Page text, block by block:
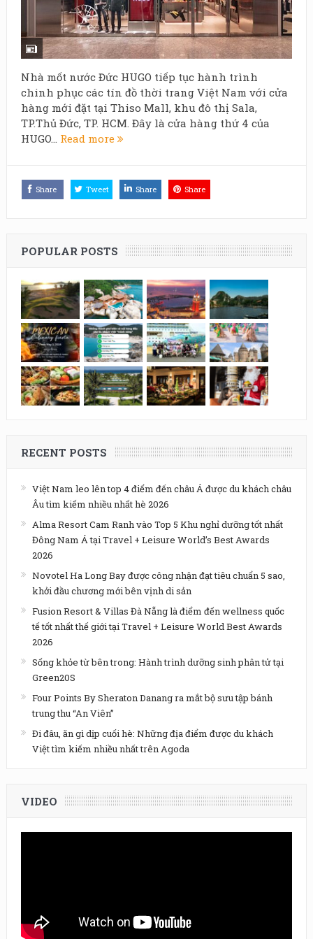
Nhà mốt nước Đức HUGO tiếp tục hành trình
chinh phục các tín đồ thời trang Việt Nam với cửa
hàng mới đặt tại Thiso Mall, khu đô thị Sala,
TP.Thủ Đức, TP. HCM. Đây là cửa hàng thứ 4 của
HUGO... Read more
Share Tweet Share Share
POPULAR POSTS
RECENT POSTS
Việt Nam leo lên top 4 điểm đến châu Á được du khách châu
Âu tìm kiếm nhiều nhất hè 2026
Alma Resort Cam Ranh vào Top 5 Khu nghỉ dưỡng tốt nhất
Đông Nam Á tại Travel + Leisure World’s Best Awards
2026
Novotel Ha Long Bay được công nhận đạt tiêu chuẩn 5 sao,
khởi đầu chương mới bên vịnh di sản
Fusion Resort & Villas Đà Nẵng là điểm đến wellness quốc
tế tốt nhất thế giới tại Travel + Leisure World Best Awards
2026
Sống khỏe từ bên trong: Hành trình dưỡng sinh phân tử tại
Green20S
Four Points By Sheraton Danang ra mắt bộ sưu tập bánh
trung thu “An Viên”
Đi đâu, ăn gì dịp cuối hè: Những địa điểm được du khách
Việt tìm kiếm nhiều nhất trên Agoda
VIDEO